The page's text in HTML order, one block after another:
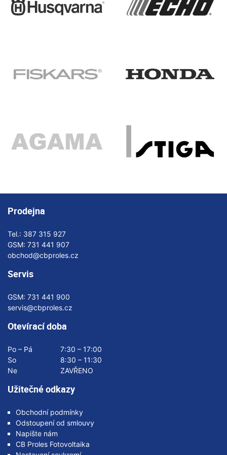
Prodejna
Tel.: 387 315 927
GSM: 731 441 907
obchod@cbproles.cz
Servis
GSM: 731 441 900
servis@cbproles.cz
Otevírací doba
Po – Pá
7:30 – 17:00
So
8:30 – 11:30
Ne
ZAVŘENO
Užitečné odkazy
Obchodní podmínky
Odstoupení od smlouvy
Napište nám
CB Proles Fotovoltaika